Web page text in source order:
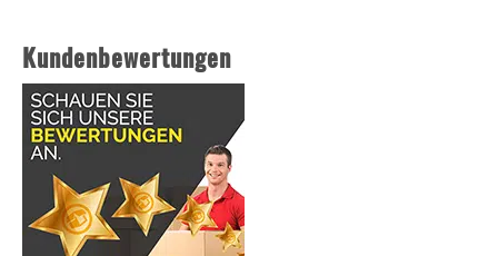
Kundenbewertungen